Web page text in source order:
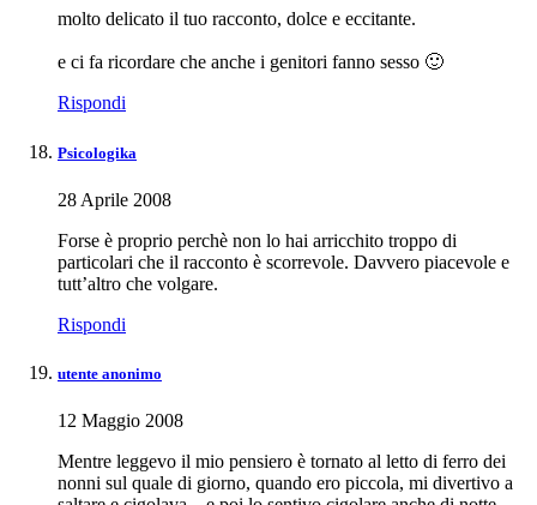
molto delicato il tuo racconto, dolce e eccitante.
e ci fa ricordare che anche i genitori fanno sesso 🙂
Rispondi
Psicologika
28 Aprile 2008
Forse è proprio perchè non lo hai arricchito troppo di
particolari che il racconto è scorrevole. Davvero piacevole e
tutt’altro che volgare.
Rispondi
utente anonimo
12 Maggio 2008
Mentre leggevo il mio pensiero è tornato al letto di ferro dei
nonni sul quale di giorno, quando ero piccola, mi divertivo a